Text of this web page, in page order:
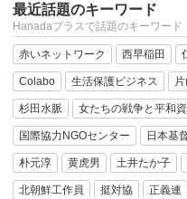
最近話題のキーワード
Hanadaプラスで話題のキーワード
赤いネットワーク 西早稲田
Colabo 生活保護ビジネス
杉田水脈 女たちの戦争と平和
国際協力NGOセンター 日本基
朴元淳 黄虎男 土井たか子
北朝鮮工作員 挺対協 正義連